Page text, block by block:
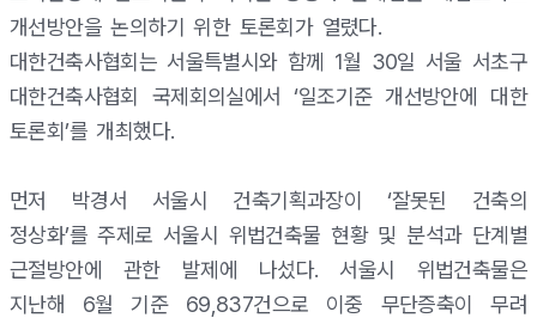
개선방안을 논의하기 위한 토론회가 열렸다.
대한건축사협회는 서울특별시와 함께 1월 30일 서울 서초구
대한건축사협회 국제회의실에서 ‘일조기준 개선방안에 대한
토론회’를 개최했다.
먼저 박경서 서울시 건축기획과장이 ‘잘못된 건축의
정상화’를 주제로 서울시 위법건축물 현황 및 분석과 단계별
근절방안에 관한 발제에 나섰다. 서울시 위법건축물은
지난해 6월 기준 69,837건으로 이중 무단증축이 무려